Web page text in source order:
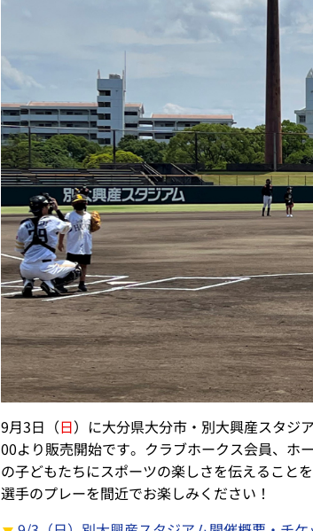
9月3日（日）に大分県大分市・別大興産スタジ
00より販売開始です。クラブホークス会員、ホ
の子どもたちにスポーツの楽しさを伝えること
選手のプレーを間近でお楽しみください！